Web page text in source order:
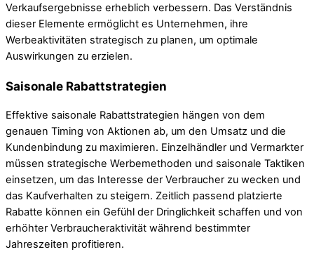
Verkaufsergebnisse erheblich verbessern. Das Verständnis
dieser Elemente ermöglicht es Unternehmen, ihre
Werbeaktivitäten strategisch zu planen, um optimale
Auswirkungen zu erzielen.
Saisonale Rabattstrategien
Effektive saisonale Rabattstrategien hängen von dem
genauen Timing von Aktionen ab, um den Umsatz und die
Kundenbindung zu maximieren. Einzelhändler und Vermarkter
müssen strategische Werbemethoden und saisonale Taktiken
einsetzen, um das Interesse der Verbraucher zu wecken und
das Kaufverhalten zu steigern. Zeitlich passend platzierte
Rabatte können ein Gefühl der Dringlichkeit schaffen und von
erhöhter Verbraucheraktivität während bestimmter
Jahreszeiten profitieren.